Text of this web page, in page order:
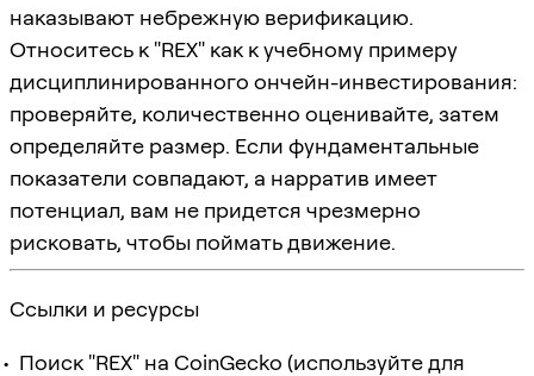
наказывают небрежную верификацию.
Относитесь к "REX" как к учебному примеру
дисциплинированного ончейн-инвестирования:
проверяйте, количественно оценивайте, затем
определяйте размер. Если фундаментальные
показатели совпадают, а нарратив имеет
потенциал, вам не придется чрезмерно
рисковать, чтобы поймать движение.
Ссылки и ресурсы
Поиск "REX" на CoinGecko (используйте для